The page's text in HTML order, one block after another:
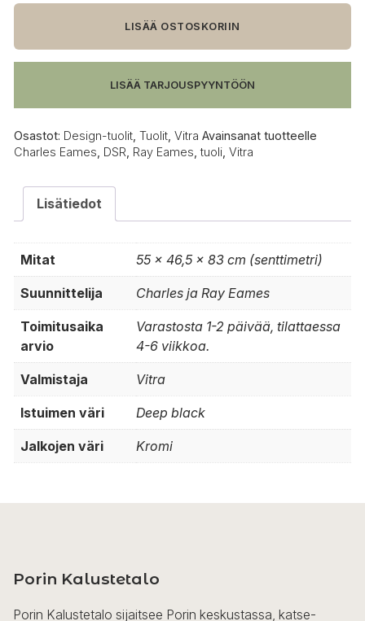
tuoli,
black
määrä
LISÄÄ OSTOSKORIIN
LISÄÄ TARJOUSPYYNTÖÖN
Osastot: Design-tuolit Tuolit Vitra Avainsanat tuotteelle
Charles Eames DSR Ray Eames ,tuoli Vitra
Lisätiedot
Mitat 55 × 46,5 × 83 cm (senttimetri)
Suunnittelija Charles ja Ray Eames
Toimitusaika
arvio
Varastosta 1-2 päivää, tilattaessa
4-6 viikkoa.
Valmistaja Vitra
Istuimen väri Deep black
Jalkojen väri Kromi
Porin Kalustetalo
Porin Kalustetalo sijaitsee Porin keskustassa, katse-